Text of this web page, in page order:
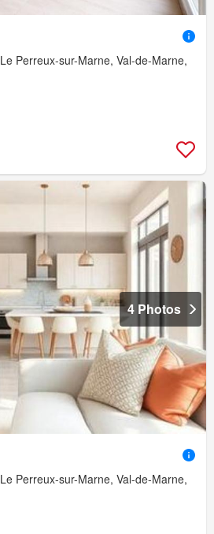
Perreux-sur-Marne, Val-de-Marne,
4 Photos
Perreux-sur-Marne, Val-de-Marne,